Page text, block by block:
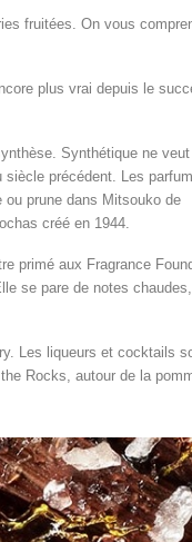
fruitées. On vous
plus vrai depuis le
Synthétique ne
précédent. Les
prune dans Mitsouko de
créé en 1944.
primé aux Fragrance
se pare de notes chaudes,
Les liqueurs et cocktails
Rocks, autour de la